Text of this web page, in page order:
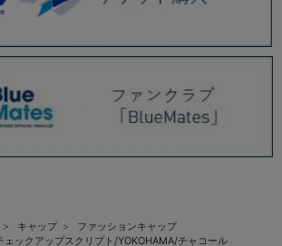
キャップ
ファッションキャップ
ェックアップスクリプト/YOKOHAMA/チャコール